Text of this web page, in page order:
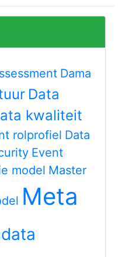
Dama
Data
kwaliteit
rolprofiel Data
Event
model Master
Meta